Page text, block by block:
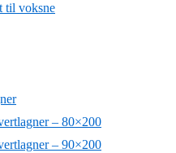
til voksne
– 80×200
– 90×200